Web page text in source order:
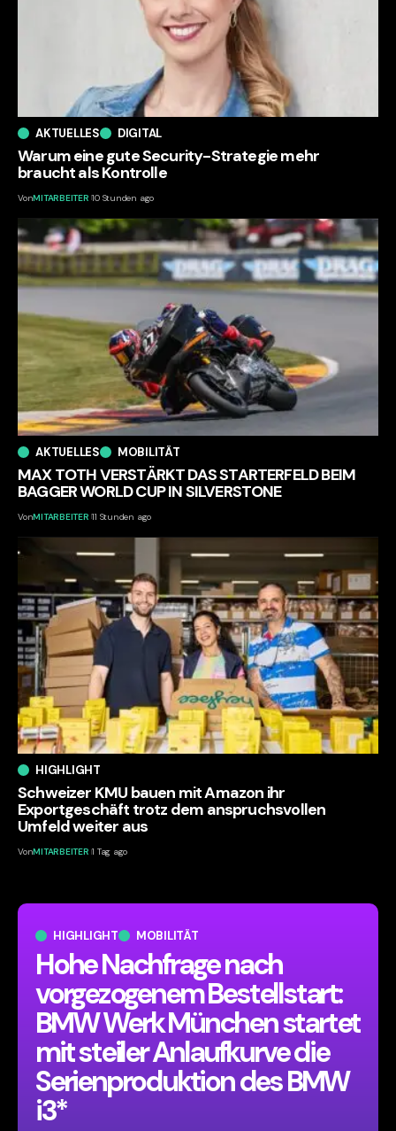
HIGHLIGHT MOBILITÄT
Hohe Nachfrage nach
vorgezogenem Bestellstart:
BMW Werk München startet
mit steiler Anlaufkurve die
Serienproduktion des BMW
i3*
AKTUELLES DIGITAL
Warum eine gute Security-Strategie mehr
braucht als Kontrolle
VonMITARBEITER 10 Stunden ago
AKTUELLES MOBILITÄT
MAX TOTH VERSTÄRKT DAS STARTERFELD BEIM
BAGGER WORLD CUP IN SILVERSTONE
VonMITARBEITER 11 Stunden ago
HIGHLIGHT
Schweizer KMU bauen mit Amazon ihr
Exportgeschäft trotz dem anspruchsvollen
Umfeld weiter aus
VonMITARBEITER 1 Tag ago